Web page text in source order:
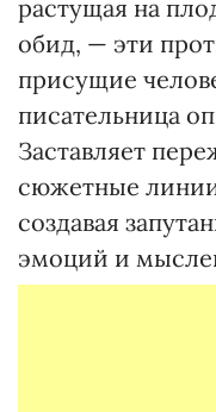
растущая на
обид, — эти
присущие
писательница
Заставляет
сюжетные
создавая
эмоций и